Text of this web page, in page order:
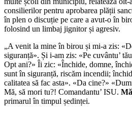
consilierilor pentru aprobarea plății
în plen o discuție pe care a avut-o în
folosind un limbaj jignitor și agresiv.
„A venit la mine în birou și mi-a zis:
siguranță». Și i-am zis: «Pe cuvântu’
Opt ani?» Îi zic: «Închide, domne,
sunt în siguranță, riscăm incendii;
calitatea să fac asta». «Da cine?»
Mă, să mori tu?! Comandantu’ ISU.
primarul în timpul ședinței.